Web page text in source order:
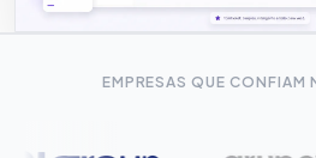
EMPRESAS QUE CONFIAM